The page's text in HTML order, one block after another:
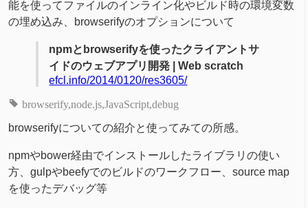
能を使ってファイルのインライン化やビルド時の環境変数
の埋め込み、browserifyのオプションについて
npmとbrowserifyを使ったクライアントサ
イドのウェブアプリ開発 | Web scratch
efcl.info/2014/0120/res3605/
browserify node.js JavaScript debug
browserifyについての紹介と使ってみての所感。
npmやbower経由でインストールしたライブラリの使い
方、gulpやbeefyでのビルドのワークフロー、source map
を使ったデバッグ等